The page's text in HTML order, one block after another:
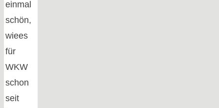
einmal
schön,
wiees
für
WKW
schon
seit